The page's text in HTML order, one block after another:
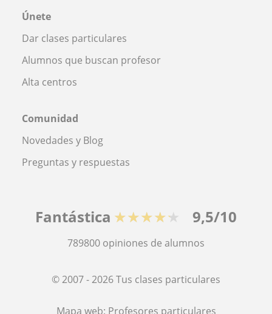
Únete
Dar clases particulares
Alumnos que buscan profesor
Alta centros
Comunidad
Novedades y Blog
Preguntas y respuestas
Fantástica ★★★★★ 9,5/10
789800 opiniones de alumnos
© 2007 - 2026 Tus clases particulares
Mapa web: Profesores particulares